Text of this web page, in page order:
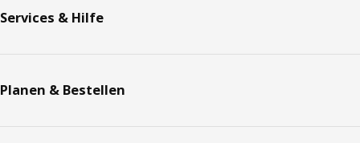
Services & Hilfe
Planen & Bestellen